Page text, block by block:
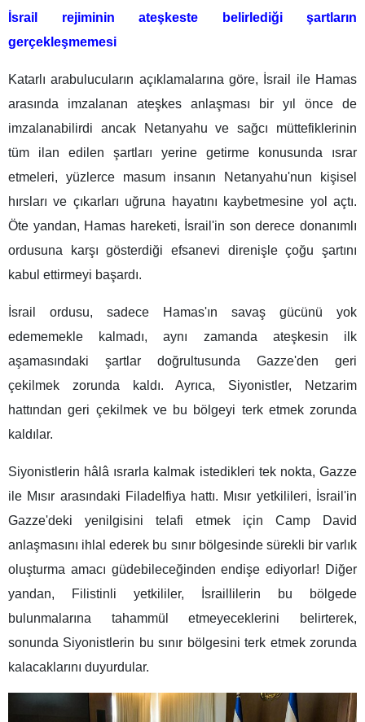
İsrail rejiminin ateşkeste belirlediği şartların
gerçekleşmemesi
Katarlı arabulucuların açıklamalarına göre, İsrail ile Hamas
arasında imzalanan ateşkes anlaşması bir yıl önce de
imzalanabilirdi ancak Netanyahu ve sağcı müttefiklerinin
tüm ilan edilen şartları yerine getirme konusunda ısrar
etmeleri, yüzlerce masum insanın Netanyahu'nun kişisel
hırsları ve çıkarları uğruna hayatını kaybetmesine yol açtı.
Öte yandan, Hamas hareketi, İsrail'in son derece donanımlı
ordusuna karşı gösterdiği efsanevi direnişle çoğu şartını
kabul ettirmeyi başardı.
İsrail ordusu, sadece Hamas'ın savaş gücünü yok
edememekle kalmadı, aynı zamanda ateşkesin ilk
aşamasındaki şartlar doğrultusunda Gazze'den geri
çekilmek zorunda kaldı. Ayrıca, Siyonistler, Netzarim
hattından geri çekilmek ve bu bölgeyi terk etmek zorunda
kaldılar.
Siyonistlerin hâlâ ısrarla kalmak istedikleri tek nokta, Gazze
ile Mısır arasındaki Filadelfiya hattı. Mısır yetkilileri, İsrail'in
Gazze'deki yenilgisini telafi etmek için Camp David
anlaşmasını ihlal ederek bu sınır bölgesinde sürekli bir varlık
oluşturma amacı güdebileceğinden endişe ediyorlar! Diğer
yandan, Filistinli yetkililer, İsraillilerin bu bölgede
bulunmalarına tahammül etmeyeceklerini belirterek,
sonunda Siyonistlerin bu sınır bölgesini terk etmek zorunda
kalacaklarını duyurdular.